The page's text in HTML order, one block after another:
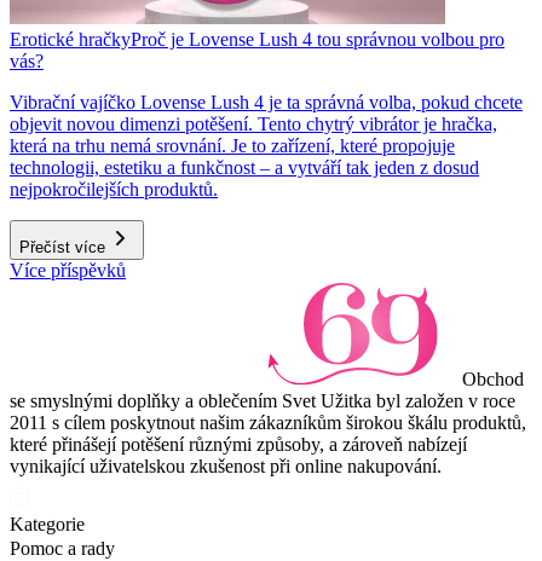
Erotické hračkyProč je Lovense Lush 4 tou správnou volbou pro
vás?
Vibrační vajíčko Lovense Lush 4 je ta správná volba, pokud chcete
objevit novou dimenzi potěšení. Tento chytrý vibrátor je hračka,
která na trhu nemá srovnání. Je to zařízení, které propojuje
technologii, estetiku a funkčnost – a vytváří tak jeden z dosud
nejpokročilejších produktů.
Přečíst více
Více příspěvků
Obchod
se smyslnými doplňky a oblečením Svet Užitka byl založen v roce
2011 s cílem poskytnout našim zákazníkům širokou škálu produktů,
které přinášejí potěšení různými způsoby, a zároveň nabízejí
vynikající uživatelskou zkušenost při online nakupování.
Kategorie
Pomoc a rady